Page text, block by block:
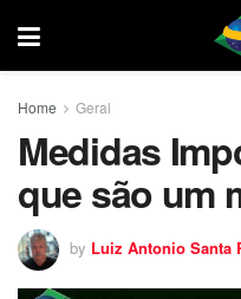
Home Geral
Medidas
que são um
by Luiz Antonio Santa